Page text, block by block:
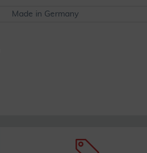
Made in Germany